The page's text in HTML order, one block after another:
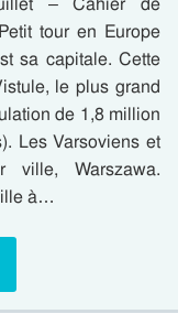
tour en Europe
sa capitale. Cette
le plus grand
de 1,8 million
Les Varsoviens et
ville, Warszawa.
à…